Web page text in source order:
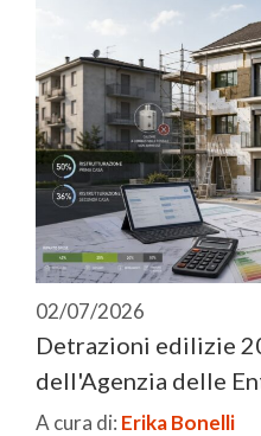
02/07/2026
Detrazioni edilizie
dell'Agenzia delle
A cura di: Erika Bonelli